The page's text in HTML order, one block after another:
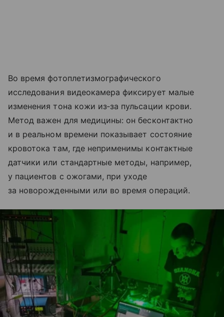
Во время фотоплетизмографического
исследования видеокамера фиксирует малые
изменения тона кожи из‑за пульсации крови.
Метод важен для медицины: он бесконтактно
и в реальном времени показывает состояние
кровотока там, где неприменимы контактные
датчики или стандартные методы, например,
у пациентов с ожогами, при уходе
за новорожденными или во время операций.